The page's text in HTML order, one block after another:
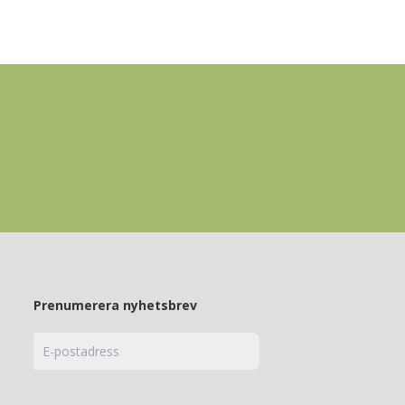
Prenumerera nyhetsbrev